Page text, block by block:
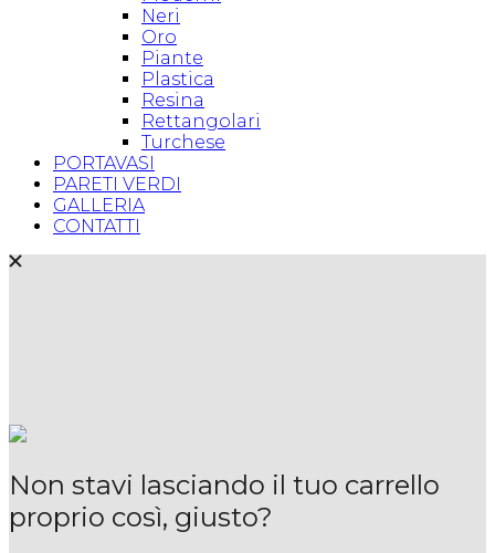
Neri
Oro
Piante
Plastica
Resina
Rettangolari
Turchese
PORTAVASI
PARETI VERDI
GALLERIA
CONTATTI
Non stavi lasciando il tuo carrello
proprio così, giusto?